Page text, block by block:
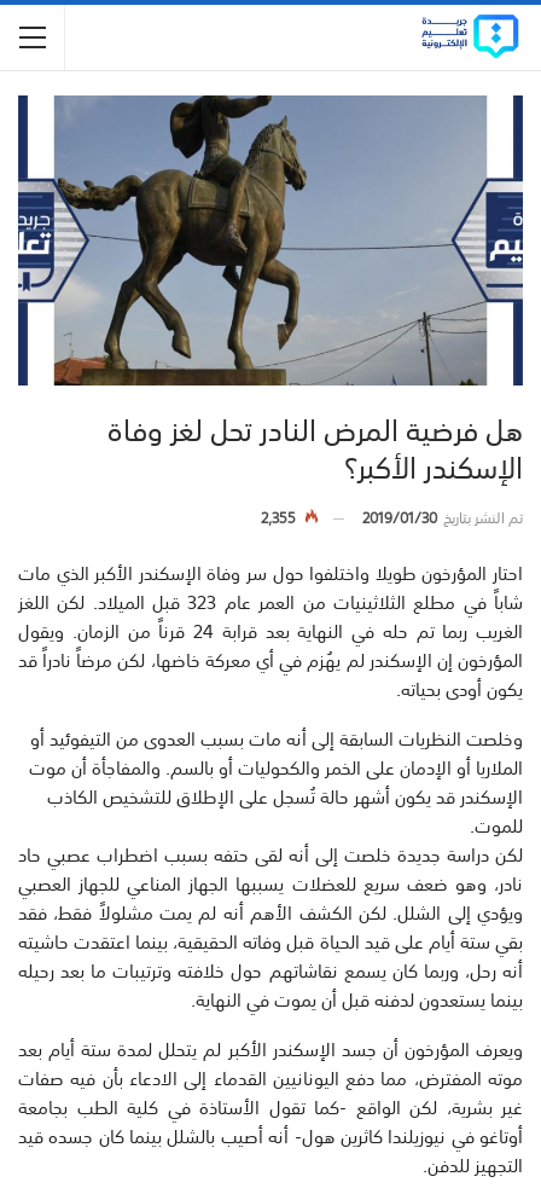
هل فرضية المرض النادر تحل لغز وفاة
الإسكندر الأكبر؟
تم النشر بتاريخ2019/01/30
2,355
احتار المؤرخون طويلا واختلفوا حول سر وفاة الإسكندر الأكبر الذي مات
شاباً في مطلع الثلاثينيات من العمر عام 323 قبل الميلاد. لكن اللغز
الغريب ربما تم حله في النهاية بعد قرابة 24 قرناً من الزمان. ويقول
المؤرخون إن الإسكندر لم يهُزم في أي معركة خاضها، لكن مرضاً نادراً قد
يكون أودى بحياته.
وخلصت النظريات السابقة إلى أنه مات بسبب العدوى من التيفوئيد أو
الملاريا أو الإدمان على الخمر والكحوليات أو بالسم. والمفاجأة أن موت
الإسكندر قد يكون أشهر حالة تُسجل على الإطلاق للتشخيص الكاذب
للموت.
لكن دراسة جديدة خلصت إلى أنه لقى حتفه بسبب اضطراب عصبي حاد
نادر، وهو ضعف سريع للعضلات يسببها الجهاز المناعي للجهاز العصبي
ويؤدي إلى الشلل. لكن الكشف الأهم أنه لم يمت مشلولاً فقط، فقد
بقي ستة أيام على قيد الحياة قبل وفاته الحقيقية، بينما اعتقدت حاشيته
أنه رحل، وربما كان يسمع نقاشاتهم حول خلافته وترتيبات ما بعد رحيله
بينما يستعدون لدفنه قبل أن يموت في النهاية.
ويعرف المؤرخون أن جسد الإسكندر الأكبر لم يتحلل لمدة ستة أيام بعد
موته المفترض، مما دفع اليونانيين القدماء إلى الادعاء بأن فيه صفات
غير بشرية، لكن الواقع -كما تقول الأستاذة في كلية الطب بجامعة
أوتاغو في نيوزيلندا كاثرين هول- أنه أصيب بالشلل بينما كان جسده قيد
التجهيز للدفن.